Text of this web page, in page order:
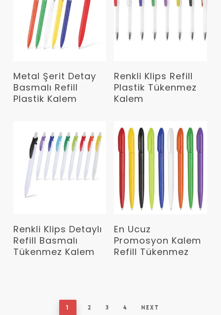
Devamını Oku
Metal Şerit Detay
Basmalı Refill
Plastik Kalem
Devamını Oku
Renkli Klips Refill
Plastik Tükenmez
Kalem
Devamını Oku
Renkli Klips Detaylı
Refill Basmalı
Tükenmez Kalem
Devamını Oku
En Ucuz
Promosyon Kalem
Refill Tükenmez
1 2 3 4 Next